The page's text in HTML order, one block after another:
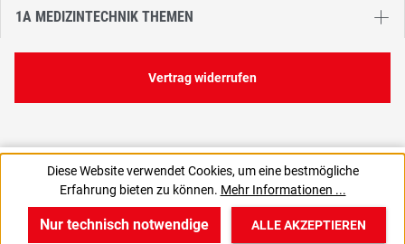
9,38 €
938,00 € / 1 Liter
1A MEDIZINTECHNIK THEMEN
Vertrag widerrufen
Diese Website verwendet Cookies, um eine bestmögliche
Erfahrung bieten zu können. Mehr Informationen ...
Nur technisch notwendige ALLE AKZEPTIEREN